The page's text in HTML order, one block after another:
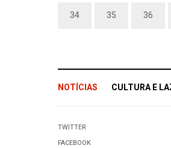
34 35 36
NOTÍCIAS CULTURA E
TWITTER
FACEBOOK